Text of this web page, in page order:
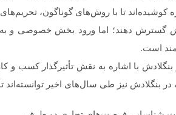
کوشیده‌اند تا با روش‌های گوناگون، تحریم‌های
گسترش دهند؛ اما ورود بخش خصوصی و به
است.
با اشاره به نقش تأثیرگذار کسب و
بنگلادش نیز طی سال‌های اخیر توانسته‌اند